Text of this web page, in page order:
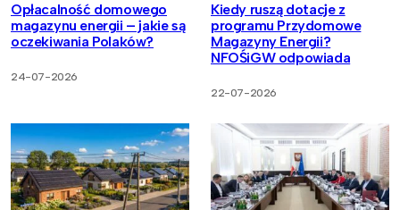
Opłacalność domowego
magazynu energii – jakie są
oczekiwania Polaków?
24-07-2026
Kiedy ruszą dotacje z
programu Przydomowe
Magazyny Energii?
NFOŚiGW odpowiada
22-07-2026